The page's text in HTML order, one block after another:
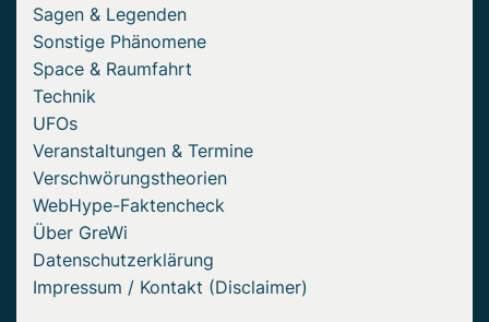
Sagen & Legenden
Sonstige Phänomene
Space & Raumfahrt
Technik
UFOs
Veranstaltungen & Termine
Verschwörungstheorien
WebHype-Faktencheck
Über GreWi
Datenschutzerklärung
Impressum / Kontakt (Disclaimer)